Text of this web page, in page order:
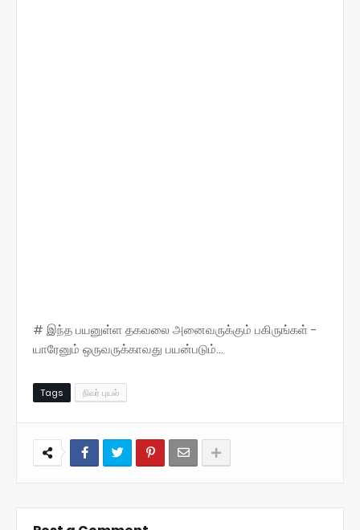
# இந்த பயனுள்ள தகவலை அனைவருக்கும் பகிருங்கள் -
யாரேனும் ஒருவருக்காவது பயன்படும்...
Tags நிவர் புயல்